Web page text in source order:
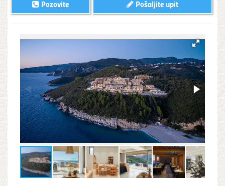
Pošaljite upit
Pozovite